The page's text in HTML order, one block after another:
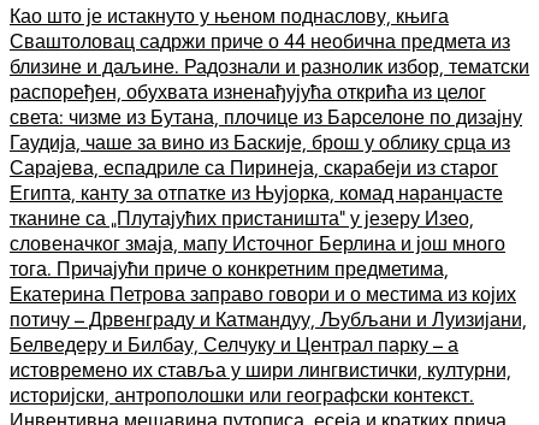
Као што је истакнуто у њеном поднаслову, књига
Сваштоловац садржи приче о 44 необична предмета из
близине и даљине. Радознали и разнолик избор, тематски
распоређен, обухвата изненађујућа открића из целог
света: чизме из Бутана, плочице из Барселоне по дизајну
Гаудија, чаше за вино из Баскије, брош у облику срца из
Сарајева, еспадриле са Пиринеја, скарабеји из старог
Египта, канту за отпатке из Њујорка, комад наранџасте
тканине са „Плутајућих пристаништа“ у језеру Изео,
словеначког змаја, мапу Источног Берлина и још много
тога. Причајући приче о конкретним предметима,
Екатерина Петрова заправо говори и о местима из којих
потичу – Дрвенграду и Катмандуу, Љубљани и Луизијани,
Белведеру и Билбау, Селчуку и Централ парку – а
истовремено их ставља у шири лингвистички, културни,
историјски, антрополошки или географски контекст.
Инвентивна мешавина путописа, есеја и кратких прича,